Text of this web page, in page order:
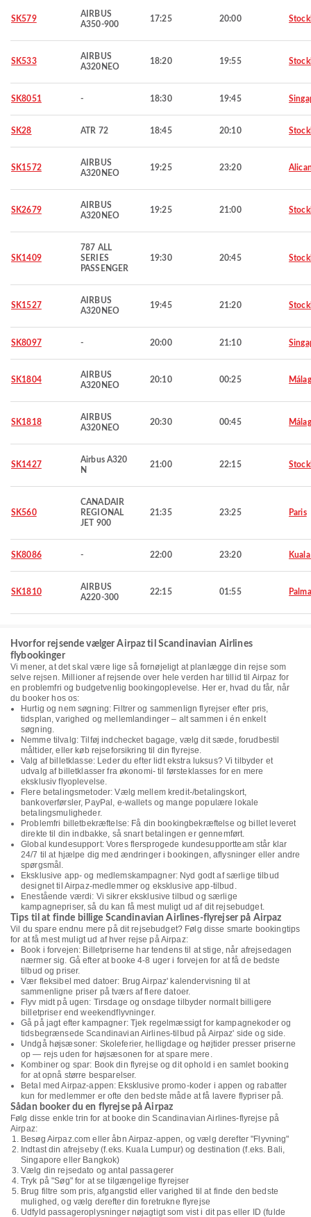
SK579
AIRBUS
A350-900
17:25 20:00
SK533
AIRBUS
A320NEO
18:20 19:55
SK8051 - 18:30 19:45
SK28 ATR 72 18:45 20:10
SK1572
AIRBUS
A320NEO
19:25 23:20
SK2679
AIRBUS
A320NEO
19:25 21:00
SK1409
787 ALL
SERIES
PASSENGER
19:30 20:45
SK1527
AIRBUS
A320NEO
19:45 21:20
SK8097 - 20:00 21:10
SK1804
AIRBUS
A320NEO
20:10 00:25
SK1818
AIRBUS
A320NEO
20:30 00:45
SK1427
Airbus A320
N
21:00 22:15
SK560
CANADAIR
REGIONAL
JET 900
21:35 23:25 Paris
SK8086 - 22:00 23:20
SK1810
AIRBUS
A220-300
22:15 01:55
Hvorfor rejsende vælger Airpaz til Scandinavian Airlines
flybookinger
Vi mener, at det skal være lige så fornøjeligt at planlægge din rejse som
selve rejsen. Millioner af rejsende over hele verden har tillid til Airpaz for
en problemfri og budgetvenlig bookingoplevelse. Her er, hvad du får, når
du booker hos os:
Hurtig og nem søgning: Filtrer og sammenlign flyrejser efter pris,
tidsplan, varighed og mellemlandinger – alt sammen i én enkelt
søgning.
Nemme tilvalg: Tilføj indchecket bagage, vælg dit sæde, forudbestil
måltider, eller køb rejseforsikring til din flyrejse.
Valg af billetklasse: Leder du efter lidt ekstra luksus? Vi tilbyder et
udvalg af billetklasser fra økonomi- til førsteklasses for en mere
eksklusiv flyoplevelse.
Flere betalingsmetoder: Vælg mellem kredit-/betalingskort,
bankoverførsler, PayPal, e-wallets og mange populære lokale
betalingsmuligheder.
Problemfri billetbekræftelse: Få din bookingbekræftelse og billet leveret
direkte til din indbakke, så snart betalingen er gennemført.
Global kundesupport: Vores flersprogede kundesupportteam står klar
24/7 til at hjælpe dig med ændringer i bookingen, aflysninger eller andre
spørgsmål.
Eksklusive app- og medlemskampagner: Nyd godt af særlige tilbud
designet til Airpaz-medlemmer og eksklusive app-tilbud.
Enestående værdi: Vi sikrer eksklusive tilbud og særlige
kampagnepriser, så du kan få mest muligt ud af dit rejsebudget.
Tips til at finde billige Scandinavian Airlines-flyrejser på Airpaz
Vil du spare endnu mere på dit rejsebudget? Følg disse smarte bookingtips
for at få mest muligt ud af hver rejse på Airpaz:
Book i forvejen: Billetpriserne har tendens til at stige, når afrejsedagen
nærmer sig. Gå efter at booke 4-8 uger i forvejen for at få de bedste
tilbud og priser.
Vær fleksibel med datoer: Brug Airpaz' kalendervisning til at
sammenligne priser på tværs af flere datoer.
Flyv midt på ugen: Tirsdage og onsdage tilbyder normalt billigere
billetpriser end weekendflyvninger.
Gå på jagt efter kampagner: Tjek regelmæssigt for kampagnekoder og
tidsbegrænsede Scandinavian Airlines-tilbud på Airpaz' side og side.
Undgå højsæsoner: Skoleferier, helligdage og højtider presser priserne
op — rejs uden for højsæsonen for at spare mere.
Kombiner og spar: Book din flyrejse og dit ophold i en samlet booking
for at opnå større besparelser.
Betal med Airpaz-appen: Eksklusive promo-koder i appen og rabatter
kun for medlemmer er ofte den bedste måde at få lavere flypriser på.
Sådan booker du en flyrejse på Airpaz
Følg disse enkle trin for at booke din Scandinavian Airlines-flyrejse på
Airpaz:
Besøg Airpaz.com eller åbn Airpaz-appen, og vælg derefter "Flyvning"
Indtast din afrejseby (f.eks. Kuala Lumpur) og destination (f.eks. Bali,
Singapore eller Bangkok)
Vælg din rejsedato og antal passagerer
Tryk på "Søg" for at se tilgængelige flyrejser
Brug filtre som pris, afgangstid eller varighed til at finde den bedste
mulighed, og vælg derefter din foretrukne flyrejse
Udfyld passageroplysninger nøjagtigt som vist i dit pas eller ID (fulde